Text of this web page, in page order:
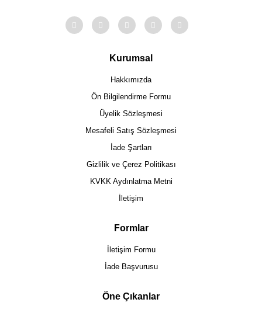
Kurumsal
Hakkımızda
Ön Bilgilendirme Formu
Üyelik Sözleşmesi
Mesafeli Satış Sözleşmesi
İade Şartları
Gizlilik ve Çerez Politikası
KVKK Aydınlatma Metni
İletişim
Formlar
İletişim Formu
İade Başvurusu
Öne Çıkanlar